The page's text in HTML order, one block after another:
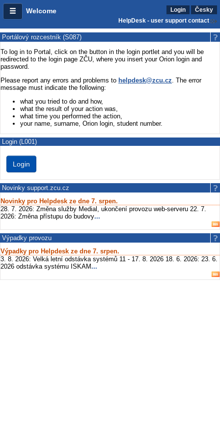
Welcome Login
Česky
HelpDesk - user support contact
Portálový rozcestník (S087)
To log in to Portal, click on the button in the login portlet and you will be
redirected to the login page ZČU, where you insert your Orion login and
password.
Please report any errors and problems to helpdesk@zcu.cz. The error
message must indicate the following:
what you tried to do and how,
what the result of your action was,
what time you performed the action,
your name, surname, Orion login, student number.
Login (L001)
Novinky support.zcu.cz
Novinky pro Helpdesk ze dne 7. srpen.
28. 7. 2026: Změna služby Medial, ukončení provozu web-serveru 22. 7.
2026: Změna přístupu do budovy...
Výpadky provozu
Výpadky pro Helpdesk ze dne 7. srpen.
3. 8. 2026: Velká letní odstávka systémů 11 - 17. 8. 2026 18. 6. 2026: 23. 6.
2026 odstávka systému ISKAM...